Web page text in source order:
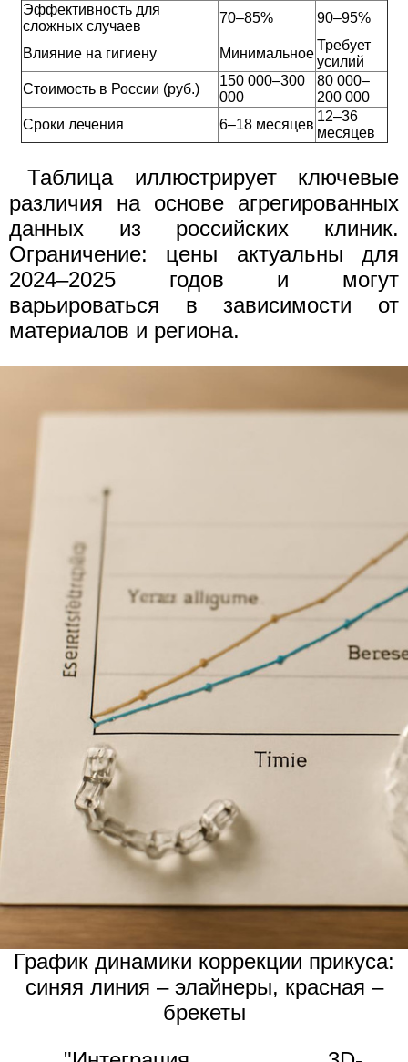
Эффективность для
сложных случаев
70–85% 90–95%
Влияние на гигиену Минимальное
Требует
усилий
Стоимость в России (руб.)
150 000–300
000
80 000–
200 000
Сроки лечения
6–18 месяцев
12–36
месяцев
Таблица иллюстрирует ключевые
различия на основе агрегированных
данных из российских клиник.
Ограничение: цены актуальны для
2024–2025 годов и могут
варьироваться в зависимости от
материалов и региона.
График динамики коррекции прикуса:
синяя линия – элайнеры, красная –
брекеты